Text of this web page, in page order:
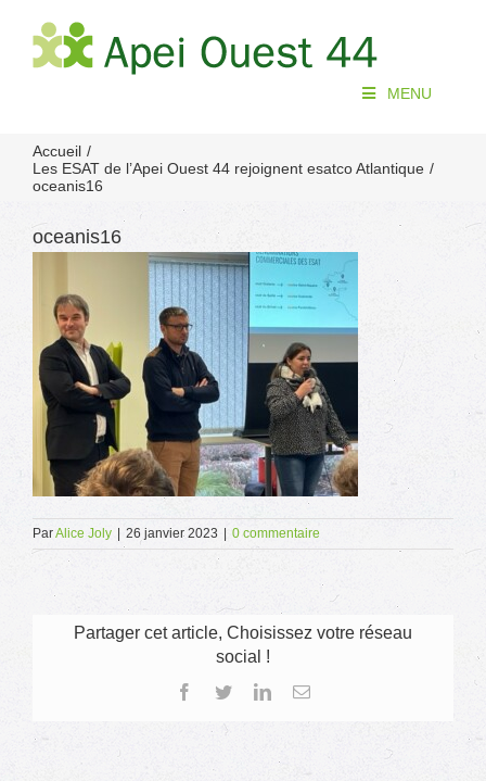
contenu
MENU
Accueil
Les ESAT de l’Apei Ouest 44 rejoignent esatco Atlantique
oceanis16
oceanis16
ParAlice Joly 26 janvier 2023 0 commentaire
Partager cet article, Choisissez votre réseau
social !
Facebook
TwitterLinkedInEmail